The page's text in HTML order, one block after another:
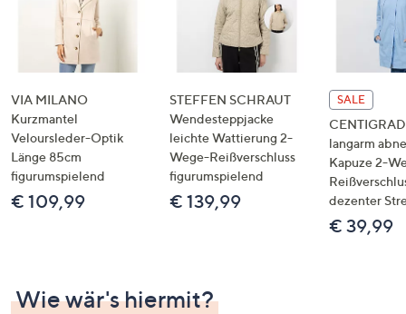
VIA MILANO
Kurzmantel
Veloursleder-Optik
Länge 85cm
figurumspielend
€ 109,99
STEFFEN SCHRAUT
Wendesteppjacke
leichte Wattierung 2-
Wege-Reißverschluss
figurumspielend
€ 139,99
SALE
langarm
Kapuze 2-
dezenter
€ 39,99
Wie wär's hiermit?